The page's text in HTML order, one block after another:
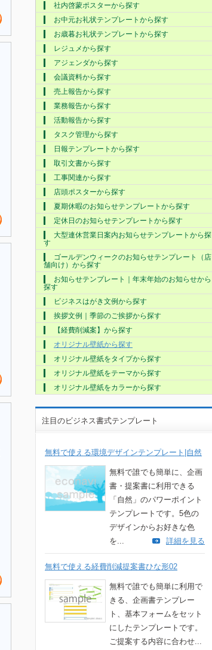
社内啓蒙ポスターから探す
お中元お礼状テンプレートから探す
お歳暮お礼状テンプレートから探す
レジュメから探す
アジェンダから探す
会議資料から探す
売上報告から探す
業務報告から探す
活動報告から探す
タスク管理から探す
日報テンプレートから探す
取引文書から探す
工事関連から探す
店頭ポスターから探す
夏期休暇のお知らせテンプレートから探す
定休日のお知らせテンプレートから探す
大型連休営業日案内お知らせテンプレートから探
す
ゴールデンウィークのお知らせテンプレート（店
舗向け）から探す
お知らせテンプレート｜年末年始のお知らせから
探す
ビジネスはがき文例から探す
挨拶文例｜季節のご挨拶から探す
【経費削減案】から探す
オリジナル壁紙から探す
オリジナル壁紙をタイプから探す
オリジナル壁紙をテーマから探す
オリジナル壁紙をカラーから探す
注目のビジネス書式テンプレート
無料で使える環境デザインテンプレート|自然
無料で誰でも簡単に、企画
書・提案書に利用できる
「自然」のパワーポイント
テンプレートです。5色の
デザインからお好きな色
を...
詳細を見る
無料で使える経費削減提案書ひな形02
無料で誰でも簡単に利用で
きる、企画書テンプレー
ト、基本フォームをセット
にしたテンプレートです。
ご提案する内容に合わせ...